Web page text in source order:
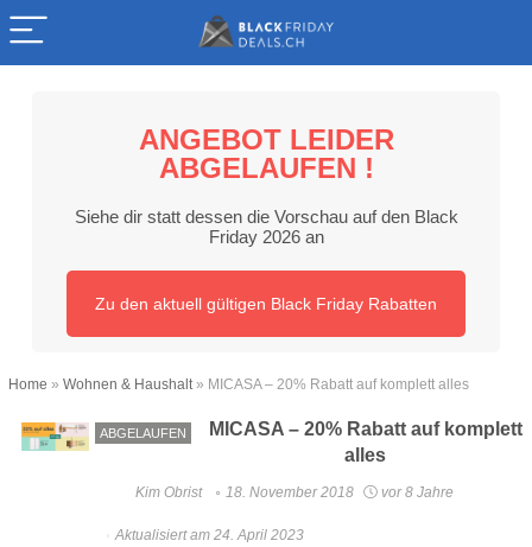
ANGEBOT LEIDER
ABGELAUFEN !
Siehe dir statt dessen die Vorschau auf den Black
Friday 2026 an
Zu den aktuell gültigen Black Friday Rabatten
Home » Wohnen & Haushalt» MICASA – 20% Rabatt auf komplett alles
ABGELAUFEN
MICASA – 20% Rabatt auf komplett
alles
Kim Obrist 18. November 2018 vor 8 Jahre
Aktualisiert am 24. April 2023